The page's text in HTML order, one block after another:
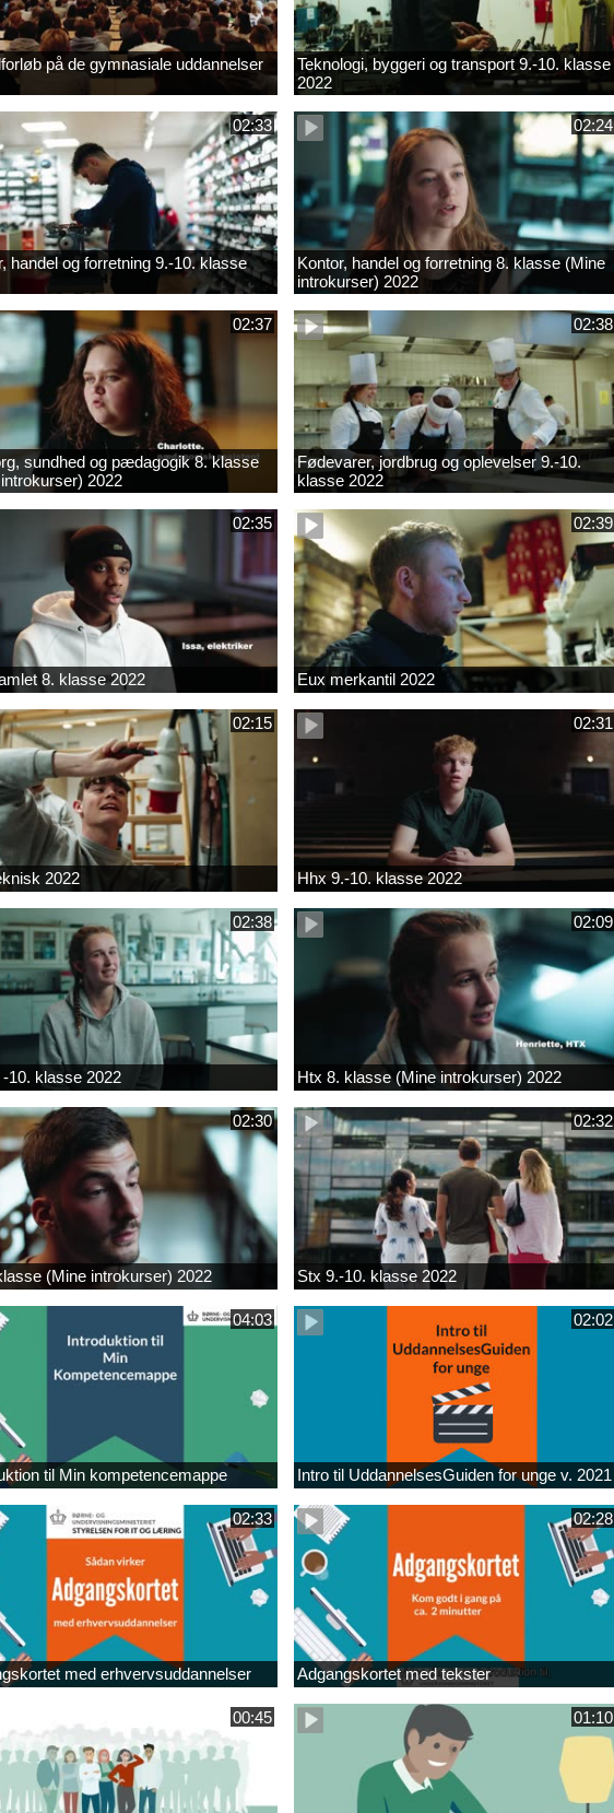
på de gymnasiale uddannelser
Teknologi, byggeri og transport 9.-10. klasse
2022
02:33
handel og forretning 9.-10. klasse
02:24
Kontor, handel og forretning 8. klasse (Mine
introkurser) 2022
02:37
sundhed og pædagogik 8. klasse
2022
02:38
Fødevarer, jordbrug og oplevelser 9.-10.
klasse 2022
02:35
8. klasse 2022
02:39
Eux merkantil 2022
02:15
2022
02:31
Hhx 9.-10. klasse 2022
02:38
10. klasse 2022
02:09
Htx 8. klasse (Mine introkurser) 2022
02:30
(Mine introkurser) 2022
02:32
Stx 9.-10. klasse 2022
04:03
til Min kompetencemappe
02:02
Intro til UddannelsesGuiden for unge v. 2021
02:33
med erhvervsuddannelser
02:28
Adgangskortet med tekster
00:45 01:10